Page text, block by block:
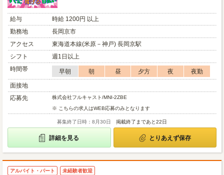
給与
時給 1200円 以上
勤務地
長岡京市
アクセス
東海道本線(米原－神戸) 長岡京駅
シフト
週1日以上
時間帯
早朝 朝 昼 夕方 夜
夜勤
面接地
応募先
株式会社フルキャスト/MNI-2ZBE
※ こちらの求人はWEB応募のみとなります
募集終了日時：8月30日 掲載終了まであと22日
詳細を見る とりあえず保存
アルバイト・パート 未経験者歓迎